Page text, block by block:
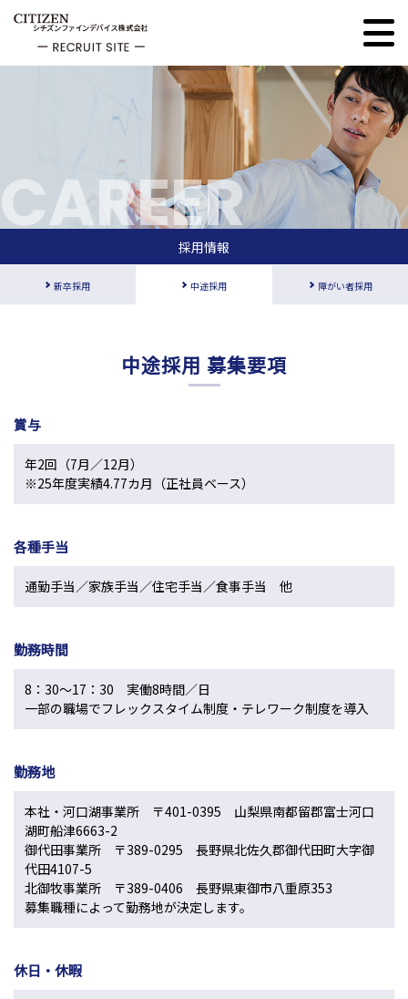
CAREER
採用情報
新卒採用 中途採用 障がい者採用
中途採用 募集要項
賞与
年2回（7月／12月）
※25年度実績4.77カ月（正社員ベース）
各種手当
通勤手当／家族手当／住宅手当／食事手当 他
勤務時間
8：30～17：30 実働8時間／日
一部の職場でフレックスタイム制度・テレワーク制度を導入
勤務地
本社・河口湖事業所 〒401-0395 山梨県南都留郡富士河口
湖町船津6663-2
御代田事業所 〒389-0295 長野県北佐久郡御代田町大字御
代田4107-5
北御牧事業所 〒389-0406 長野県東御市八重原353
募集職種によって勤務地が決定します。
休日・休暇